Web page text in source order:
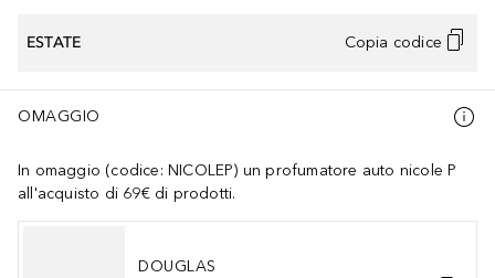
ESTATE Copia codice
OMAGGIO
In omaggio (codice: NICOLEP) un profumatore auto nicole P
all'acquisto di 69€ di prodotti.
DOUGLAS